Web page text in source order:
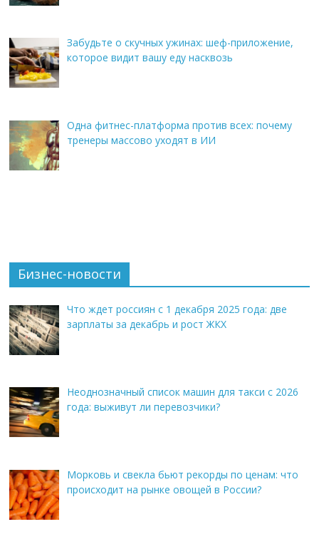
Забудьте о скучных ужинах: шеф-приложение,
которое видит вашу еду насквозь
Одна фитнес-платформа против всех: почему
тренеры массово уходят в ИИ
Бизнес-новости
Что ждет россиян с 1 декабря 2025 года: две
зарплаты за декабрь и рост ЖКХ
Неоднозначный список машин для такси с 2026
года: выживут ли перевозчики?
Морковь и свекла бьют рекорды по ценам: что
происходит на рынке овощей в России?